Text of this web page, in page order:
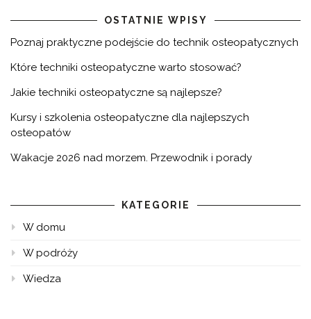
OSTATNIE WPISY
Poznaj praktyczne podejście do technik osteopatycznych
Które techniki osteopatyczne warto stosować?
Jakie techniki osteopatyczne są najlepsze?
Kursy i szkolenia osteopatyczne dla najlepszych
osteopatów
Wakacje 2026 nad morzem. Przewodnik i porady
KATEGORIE
W domu
W podróży
Wiedza